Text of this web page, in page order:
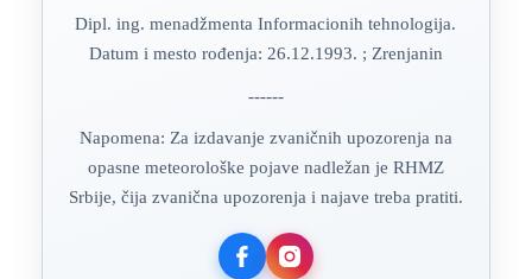
Dipl. ing. menadžmenta Informacionih tehnologija.
Datum i mesto rođenja: 26.12.1993. ; Zrenjanin
------
Napomena: Za izdavanje zvaničnih upozorenja na
opasne meteorološke pojave nadležan je RHMZ
Srbije, čija zvanična upozorenja i najave treba pratiti.